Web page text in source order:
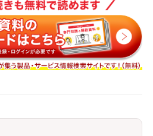
も残存 ◉ 発展途上国で
なため、重油が主燃料
れている
別・用途別に最適な供給戦略